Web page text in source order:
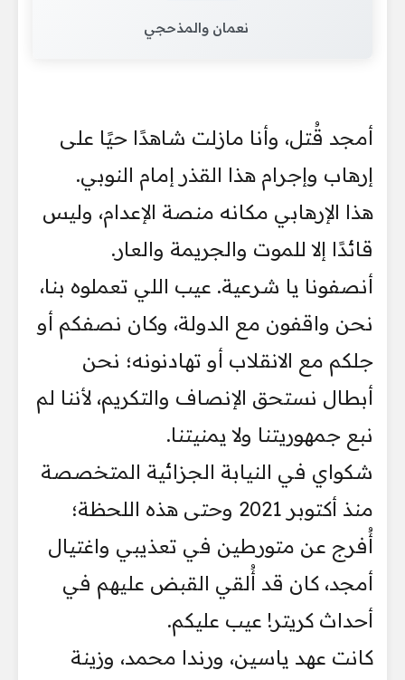
نعمان والمذحجي
أمجد قُتل، وأنا مازلت شاهدًا حيًا على
إرهاب وإجرام هذا القذر إمام النوبي.
هذا الإرهابي مكانه منصة الإعدام، وليس
قائدًا إلا للموت والجريمة والعار.
أنصفونا يا شرعية. عيب اللي تعملوه بنا،
نحن واقفون مع الدولة، وكان نصفكم أو
جلكم مع الانقلاب أو تهادنونه؛ نحن
أبطال نستحق الإنصاف والتكريم، لأننا لم
نبع جمهوريتنا ولا يمنيتنا.
شكواي في النيابة الجزائية المتخصصة
منذ أكتوبر 2021 وحتى هذه اللحظة؛
أُفرج عن متورطين في تعذيبي واغتيال
أمجد، كان قد أُلقي القبض عليهم في
أحداث كريتر! عيب عليكم.
كانت عهد ياسين، ورندا محمد، وزينة